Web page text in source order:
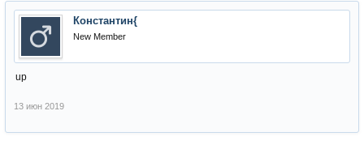
Константин{
New Member
up
13 июн 2019